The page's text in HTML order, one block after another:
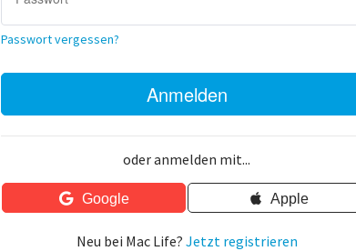
Passwort vergessen?
oder anmelden mit...
Google Apple
Neu bei Mac Life? Jetzt registrieren